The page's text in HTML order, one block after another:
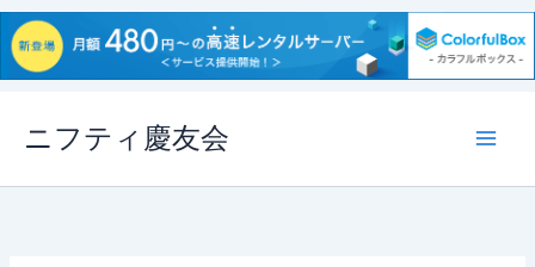
ス
ニフティ慶友会